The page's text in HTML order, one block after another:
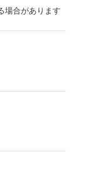
場合があります